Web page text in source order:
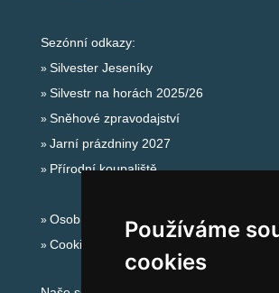
Používáme
cookies
Sezónní odkazy:
Silvester Jeseníky
Silvestr na horách 2025/26
Sněhové zpravodajství
Jarní prázdniny 2027
Přírodní koupaliště
Osobní údaje
Cookies